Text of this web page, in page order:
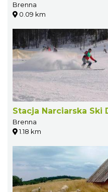
Brenna
0.09 km
Stacja Narciarska Ski
Brenna
1.18 km